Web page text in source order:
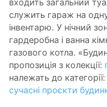
входить загальний
служить гараж на
інвентарю. У нічний
гардеробна і ванна
газового котла.
пропозиція з колекції:
належать до категорії:
сучасні проєкти